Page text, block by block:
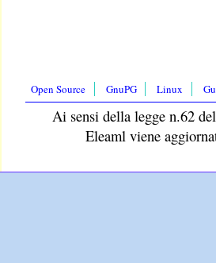
Open Source GnuPG Linux
Ai sensi della legge n.62
Eleaml viene